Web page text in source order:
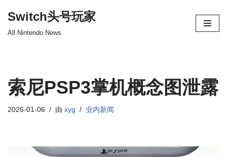
Switch头号玩家
All Nintendo News
索尼PSP3掌机概念图泄露
2026-01-06 由 xyg 业内新闻